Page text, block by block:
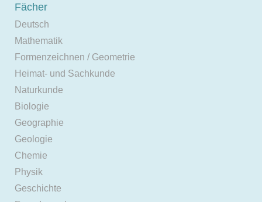
Fächer
Deutsch
Mathematik
Formenzeichnen / Geometrie
Heimat- und Sachkunde
Naturkunde
Biologie
Geographie
Geologie
Chemie
Physik
Geschichte